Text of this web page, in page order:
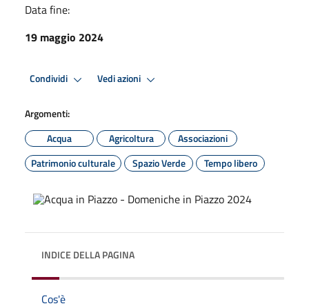
Data fine:
19 maggio 2024
Condividi Vedi azioni
Argomenti:
Acqua
Agricoltura
Associazioni
Patrimonio culturale
Spazio Verde Tempo libero
INDICE DELLA PAGINA
Cos'è